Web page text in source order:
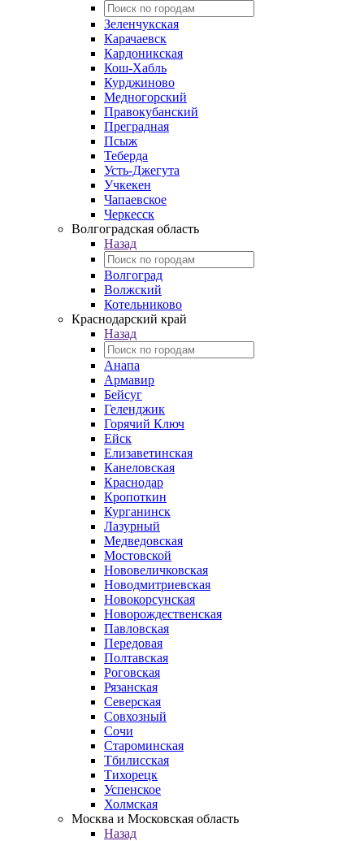
Зеленчукская
Карачаевск
Кардоникская
Кош-Хабль
Курджиново
Медногорский
Правокубанский
Преградная
Псыж
Теберда
Усть-Джегута
Учкекен
Чапаевское
Черкесск
Волгоградская область
Назад
Волгоград
Волжский
Котельниково
Краснодарский край
Назад
Анапа
Армавир
Бейсуг
Геленджик
Горячий Ключ
Ейск
Елизаветинская
Канеловская
Краснодар
Кропоткин
Курганинск
Лазурный
Медведовская
Мостовской
Нововеличковская
Новодмитриевская
Новокорсунская
Новорождественская
Павловская
Передовая
Полтавская
Роговская
Рязанская
Северская
Совхозный
Сочи
Староминская
Тбилисская
Тихорецк
Успенское
Холмская
Москва и Московская область
Назад